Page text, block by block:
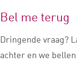
Bel me terug
Dringende vraag?
achter en we